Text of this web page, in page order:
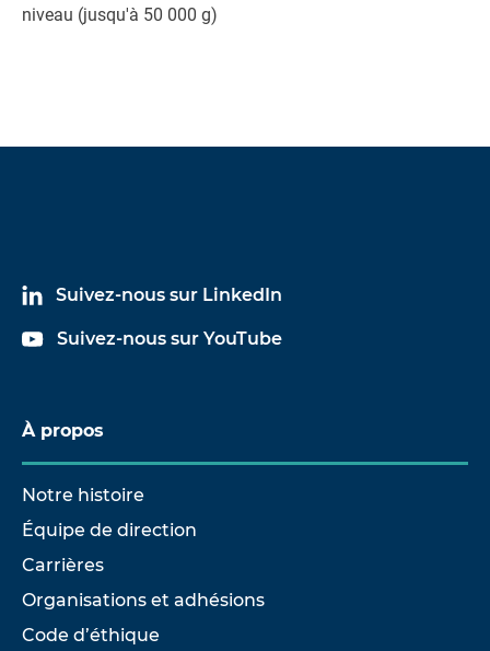
niveau (jusqu'à 50 000 g)
Suivez-nous sur LinkedIn
Suivez-nous sur YouTube
À propos
Notre histoire
Équipe de direction
Carrières
Organisations et adhésions
Code d’éthique